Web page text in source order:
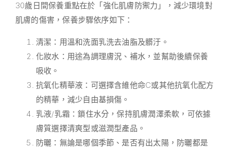
30歲日間保養重點在於「強化肌膚防禦力」，減少環境對
肌膚的傷害，保養步驟依序如下：
清潔：用溫和洗面乳洗去油脂及髒汙。
化妝水：用途為調理膚況、補水，並幫助後續保養
吸收。
抗氧化精華液：可選擇含維他命C或其他抗氧化配方
的精華，減少自由基損傷。
乳液/乳霜：鎖住水分，保持肌膚潤澤柔軟，可依據
膚質選擇清爽型或滋潤型產品。
防曬：無論是哪個季節、是否有出太陽，防曬都是